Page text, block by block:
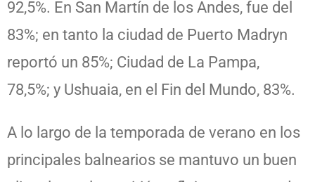
92,5%. En San Martín de los Andes, fue del
83%; en tanto la ciudad de Puerto Madryn
reportó un 85%; Ciudad de La Pampa,
78,5%; y Ushuaia, en el Fin del Mundo, 83%.
A lo largo de la temporada de verano en los
principales balnearios se mantuvo un buen